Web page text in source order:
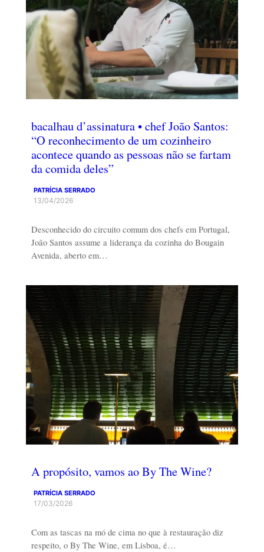
bacalhau d’assinatura • chef João Santos:
“O reconhecimento de um cozinheiro
acontece quando as pessoas não se fartam
da comida deles”
PATRÍCIA SERRADO
13/04/2026
Desconhecido do circuito comum dos chefs em Portugal,
João Santos assume a liderança da cozinha do Bougain
Avenida, aberto em…
A propósito, vamos ao By The Wine?
PATRÍCIA SERRADO
17/03/2026
Com as tascas na mó de cima no que à restauração diz
respeito, o By The Wine, em Lisboa, é…